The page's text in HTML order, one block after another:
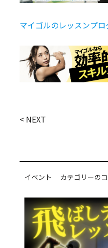
マイゴルのレッスンプ
< NEXT
イベント カテゴリーの